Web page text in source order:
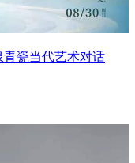
瓷当代艺术对话